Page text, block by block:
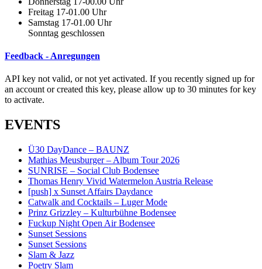
Freitag 17-01.00 Uhr
Samstag 17-01.00 Uhr
Sonntag geschlossen
Feedback - Anregungen
API key not valid, or not yet activated. If you recently signed up for
an account or created this key, please allow up to 30 minutes for key
to activate.
EVENTS
Ü30 DayDance – BAUNZ
Mathias Meusburger – Album Tour 2026
SUNRISE – Social Club Bodensee
Thomas Henry Vivid Watermelon Austria Release
[push] x Sunset Affairs Daydance
Catwalk and Cocktails – Luger Mode
Prinz Grizzley – Kulturbühne Bodensee
Fuckup Night Open Air Bodensee
Sunset Sessions
Sunset Sessions
Slam & Jazz
Poetry Slam